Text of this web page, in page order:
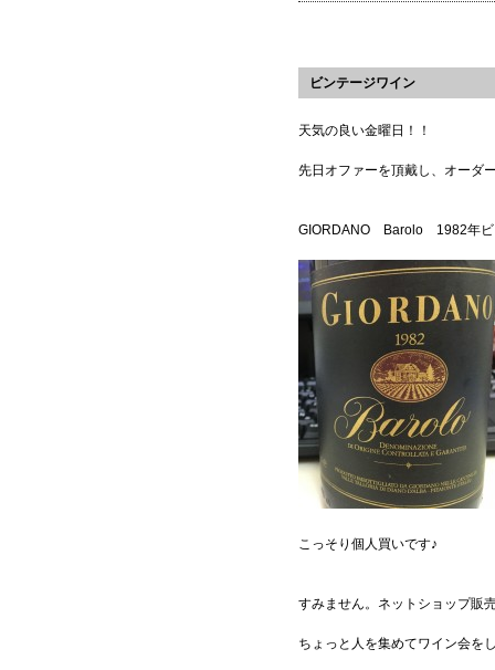
ビンテージワイン
天気の良い金曜日！！
先日オファーを頂戴し、オーダ
GIORDANO Barolo 1982年ビ
こっそり個人買いです♪
すみません。ネットショップ販
ちょっと人を集めてワイン会を